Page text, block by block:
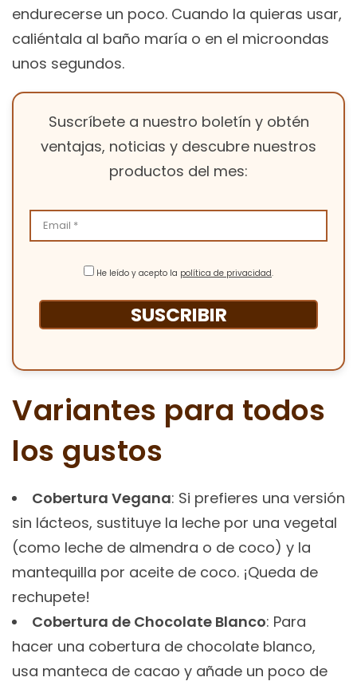
endurecerse un poco. Cuando la quieras usar,
caliéntala al baño maría o en el microondas
unos segundos.
Suscríbete a nuestro boletín y obtén
ventajas, noticias y descubre nuestros
productos del mes:
He leído y acepto la política de privacidad.
Variantes para todos
los gustos
Cobertura Vegana: Si prefieres una versión
sin lácteos, sustituye la leche por una vegetal
(como leche de almendra o de coco) y la
mantequilla por aceite de coco. ¡Queda de
rechupete!
Cobertura de Chocolate Blanco: Para
hacer una cobertura de chocolate blanco,
usa manteca de cacao y añade un poco de